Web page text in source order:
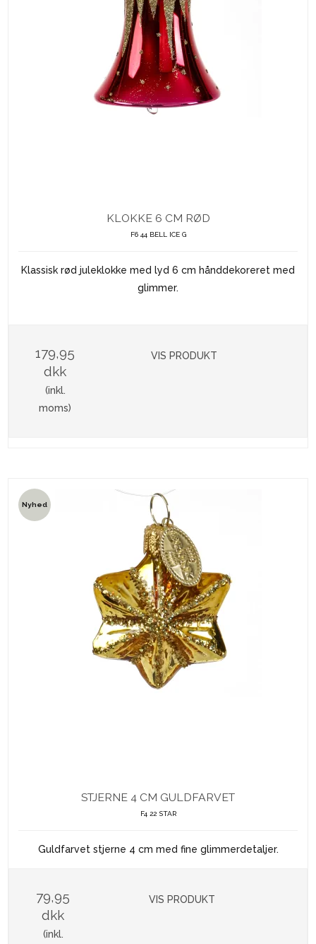
KLOKKE 6 CM RØD
F6 44 BELL ICE G
Klassisk rød juleklokke med lyd 6 cm hånddekoreret med
glimmer.
179,95
dkk
(inkl.
moms)
VIS PRODUKT
Nyhed
STJERNE 4 CM GULDFARVET
F4 22 STAR
Guldfarvet stjerne 4 cm med fine glimmerdetaljer.
79,95
dkk
(inkl.
VIS PRODUKT